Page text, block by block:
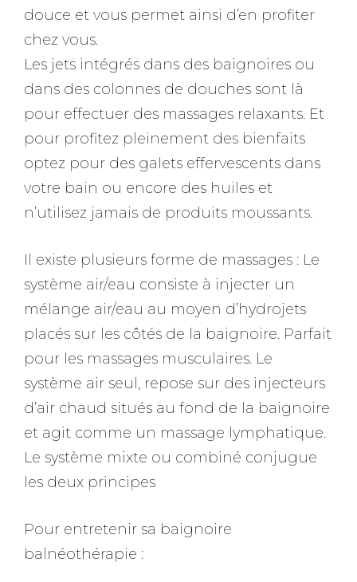
douce et vous permet ainsi d’en profiter
chez vous.
Les jets intégrés dans des baignoires ou
dans des colonnes de douches sont là
pour effectuer des massages relaxants. Et
pour profitez pleinement des bienfaits
optez pour des galets effervescents dans
votre bain ou encore des huiles et
n’utilisez jamais de produits moussants.
Il existe plusieurs forme de massages : Le
système air/eau consiste à injecter un
mélange air/eau au moyen d’hydrojets
placés sur les côtés de la baignoire. Parfait
pour les massages musculaires. Le
système air seul, repose sur des injecteurs
d’air chaud situés au fond de la baignoire
et agit comme un massage lymphatique.
Le système mixte ou combiné conjugue
les deux principes
Pour entretenir sa baignoire
balnéothérapie :